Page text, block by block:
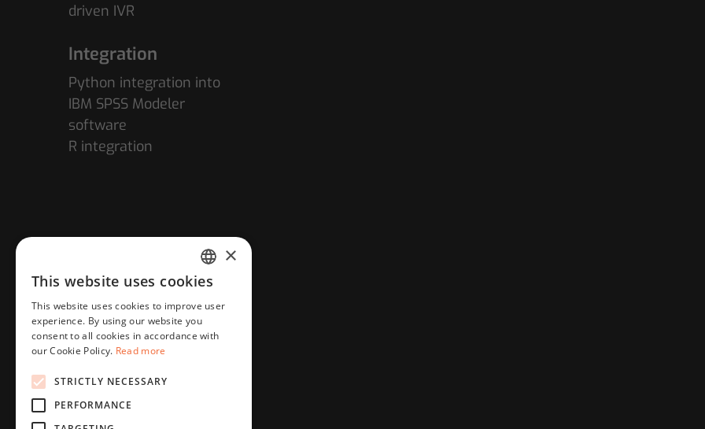
driven IVR
Integration
Python integration into
IBM SPSS Modeler
software
R integration
HUNGARIAN
ENGLISH
×
This website uses cookies
This website uses cookies to improve user
experience. By using our website you
consent to all cookies in accordance with
our Cookie Policy. Read more
STRICTLY NECESSARY
PERFORMANCE